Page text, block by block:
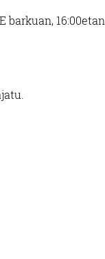
barkuan, 16:00etan.